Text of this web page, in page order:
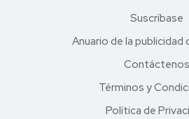
Suscríbase
Anuario de la publicidad
Contáctenos
Términos y
Política de